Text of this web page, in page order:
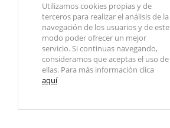
Utilizamos cookies propias y de
terceros para realizar el análisis de la
navegación de los usuarios y de este
modo poder ofrecer un mejor
servicio. Si continuas navegando,
consideramos que aceptas el uso de
ellas. Para más información clica
aquí